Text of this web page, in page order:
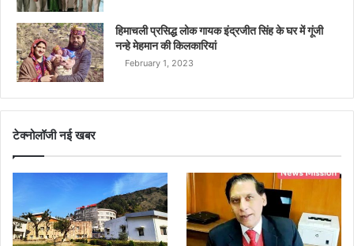
हिमाचली प्रसिद्ध लोक गायक इंद्रजीत सिंह के घर में गूंजी
नन्हे मेहमान की किलकारियां
February 1, 2023
टेक्नोलॉजी नई खबर